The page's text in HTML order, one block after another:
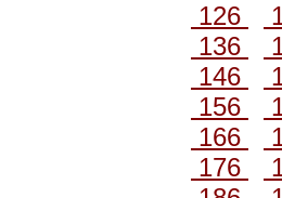
126
136
146
156
166
176